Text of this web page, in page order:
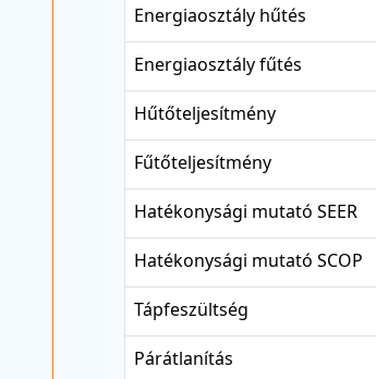
Energiaosztály hűtés
Energiaosztály fűtés
Hűtőteljesítmény
Fűtőteljesítmény
Hatékonysági mutató SEER
Hatékonysági mutató SCOP
Tápfeszültség
Párátlanítás